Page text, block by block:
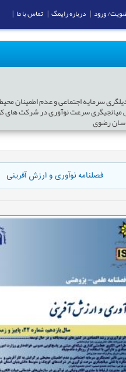
سرمایه اجتماعی و عدم اطمینان
میانجیگری سرعت نوآوری در شرکت های
رضوی
فصلنامه نوآوری و ارزش آفرینی
ورود درباره رایمگ تماس با ما